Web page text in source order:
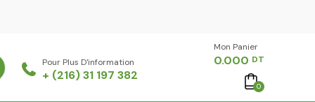
Pour Plus D'information
+ (216) 31 197 382
Mon Panier -
0.000 DT
0